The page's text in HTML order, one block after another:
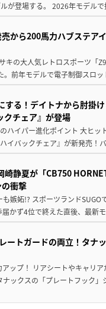
が登場する。 2026年モデル
売から200馬力ハブステア
キの大人気レトロスポーツ「
。前年モデルで電子制御スロ
する！デイトナから肘掛
クチェア』が登場
ハイパー進化ポイント 大ヒッ
イバックチェア』が新発売
崎静夏が「CB750
衝撃
嫉妬!? スポーツランド
かず4位で終えた直後、最新
ートガードの両立！タナ
ップ！ リアシートやキャリ
ックスの「プレートフック